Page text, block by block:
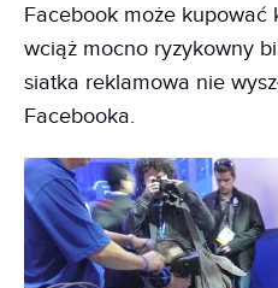
Facebook może kupować
wciąż mocno ryzykowny
siatka reklamowa nie
Facebooka.